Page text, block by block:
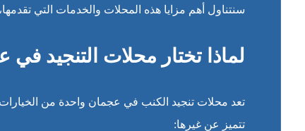
سنتناول أهم مزايا هذه المحلات والخدمات التي
لماذا تختار محلات التنجيد
تعد محلات تنجيد الكنب في عجمان واحدة من الخيارات
تتميز عن غيرها: